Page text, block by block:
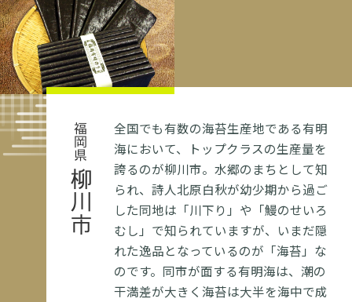
福岡県
柳川市
全国でも有数の海苔生産地である有明
海において、トップクラスの生産量を
誇るのが柳川市。水郷のまちとして知
られ、詩人北原白秋が幼少期から過ご
した同地は「川下り」や「鰻のせいろ
むし」で知られていますが、いまだ隠
れた逸品となっているのが「海苔」な
のです。同市が面する有明海は、潮の
干満差が大きく海苔は大半を海中で成